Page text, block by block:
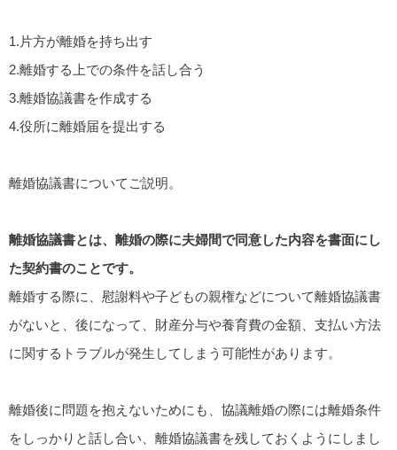
1.片方が離婚を持ち出す
2.離婚する上での条件を話し合う
3.離婚協議書を作成する
4.役所に離婚届を提出する
離婚協議書についてご説明。
離婚協議書とは、離婚の際に夫婦間で同意した内容を書面にし
た契約書のことです。
離婚する際に、慰謝料や子どもの親権などについて離婚協議書
がないと、後になって、財産分与や養育費の金額、支払い方法
に関するトラブルが発生してしまう可能性があります。
離婚後に問題を抱えないためにも、協議離婚の際には離婚条件
をしっかりと話し合い、離婚協議書を残しておくようにしまし